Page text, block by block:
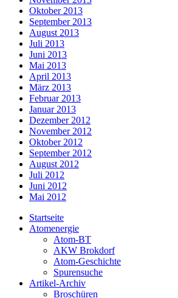
Oktober 2013
September 2013
August 2013
Juli 2013
Juni 2013
Mai 2013
April 2013
März 2013
Februar 2013
Januar 2013
Dezember 2012
November 2012
Oktober 2012
September 2012
August 2012
Juli 2012
Juni 2012
Mai 2012
Startseite
Atomenergie
Atom-BT
AKW Brokdorf
Atom-Geschichte
Spurensuche
Artikel-Archiv
Broschüren